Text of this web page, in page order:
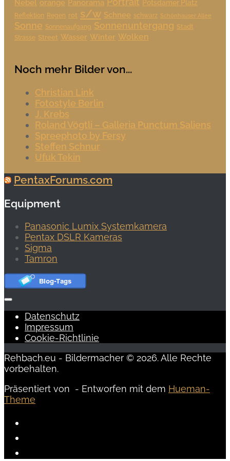
Nebel orange Panorama Potsdamer Platz
Reflektion Regen rot s/w Schnee schwarz Schönhauser Allee
Sonne Sonnenaufgang Sonnenuntergang Stadt
Strasse Street Wasser Winter Wolken
Noch mehr Bilder von...
Christian Link
Fotostyle Berlin
J. Krebs
Roland Vögtli – Galleria Punctum Saliens
Spreephoto by Fersy
Steffen Schnur
Ufuk Tekin
PentaxForums.com
Equipment
Panasonic Lumix Systemkamera
Pentax DSLR Kameras
Sigma
Tamron
Datenschutz
Impressum
Cookie-Richtlinie
Rehbach.eu - Bildermacher © 2026. Alle Rechte
vorbehalten.
Präsentiert von - Entworfen mit dem Hueman-
Theme